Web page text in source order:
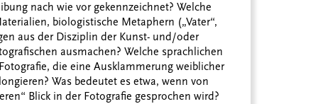
nach wie vor gekennzeichnet? Welche
biologistische Metaphern („Vater“,
aus der Disziplin der Kunst- und/oder
ausmachen? Welche sprachlichen
die eine Ausklammerung weiblicher
Was bedeutet es etwa, wenn von
Blick in der Fotografie gesprochen wird?